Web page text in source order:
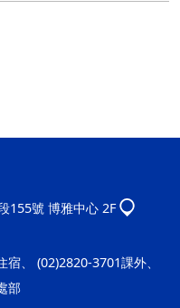
155號 博雅中心 2F
、 (02)2820-3701課外、
部